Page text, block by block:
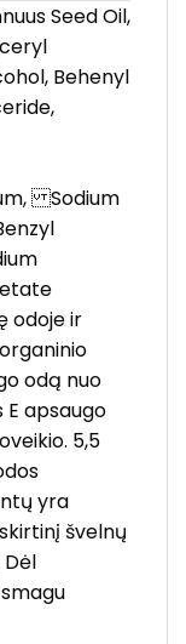
Seed Oil,
Behenyl
Sodium
odoje ir
odą nuo
E apsaugo
5,5
yra
švelnų